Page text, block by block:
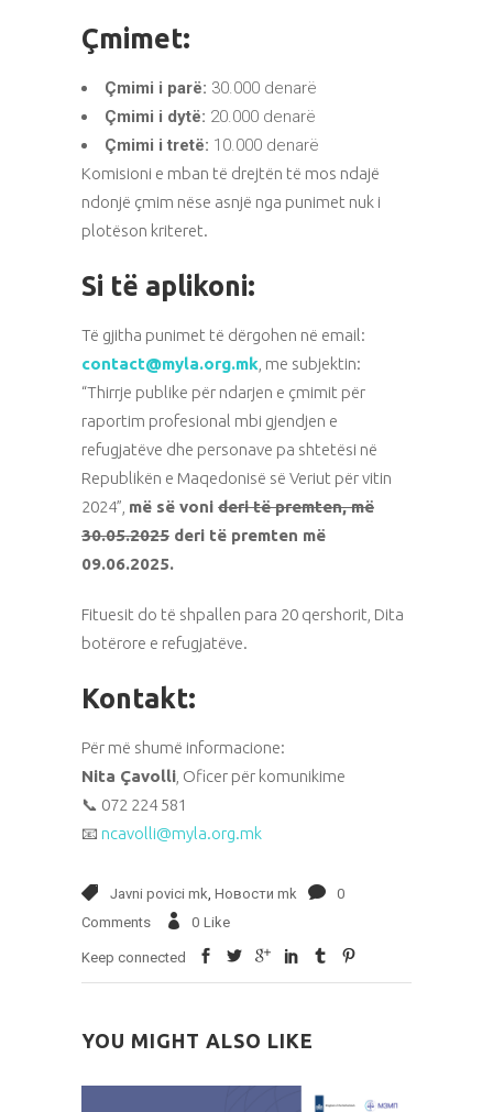
Çmimet:
Çmimi i parë: 30.000 denarë
Çmimi i dytë: 20.000 denarë
Çmimi i tretë: 10.000 denarë
Komisioni e mban të drejtën të mos ndajë
ndonjë çmim nëse asnjë nga punimet nuk i
plotëson kriteret.
Si të aplikoni:
Të gjitha punimet të dërgohen në email:
contact@myla.org.mk , me subjektin:
“Thirrje publike për ndarjen e çmimit për
raportim profesional mbi gjendjen e
refugjatëve dhe personave pa shtetësi në
Republikën e Maqedonisë së Veriut për vitin
2024”, më së voni deri të premten, më
30.05.2025 deri të premten më
09.06.2025.
Fituesit do të shpallen para 20 qershorit, Dita
botërore e refugjatëve.
Kontakt:
Për më shumë informacione:
Nita Çavolli , Oficer për komunikime
📞 072 224 581
📧 ncavolli@myla.org.mk
Javni povici mk, Новости mk
0
Comments
0 Like
Keep connected
YOU MIGHT ALSO LIKE